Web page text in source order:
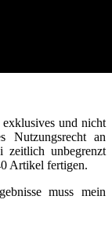
und nicht
Nutzungsrecht an
zeitlich unbegrenzt
Artikel fertigen.
muss mein